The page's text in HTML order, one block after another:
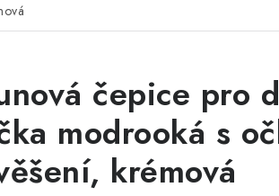
čepice pro
modrooká s
krémová